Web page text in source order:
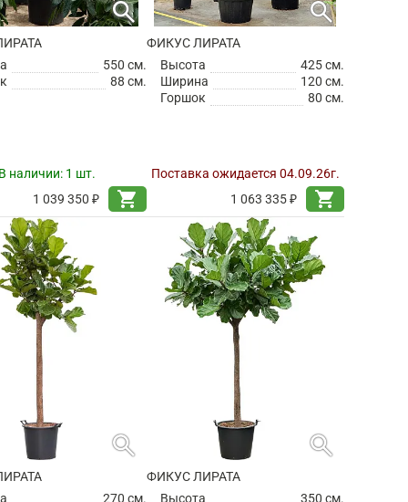
search
550 см.
88 см.
наличии: 1 шт.
1 039 350 ₽
shopping_cart
search
ФИКУС ЛИРАТА
Высота
425 см.
Ширина
120 см.
Горшок
80 см.
Поставка ожидается 04.09.26г.
1 063 335 ₽
shopping_cart
search
270 см.
search
ФИКУС ЛИРАТА
Высота
350 см.